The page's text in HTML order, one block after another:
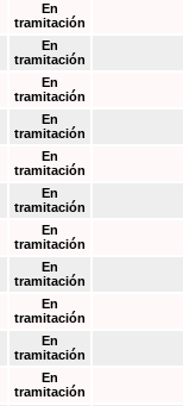
En
tramitación
En
tramitación
En
tramitación
En
tramitación
En
tramitación
En
tramitación
En
tramitación
En
tramitación
En
tramitación
En
tramitación
En
tramitación